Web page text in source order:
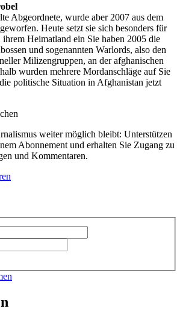
Abgeordnete, wurde aber 2007 aus dem
Heute setzt sie sich besonders für
Heimatland ein Sie haben 2005 die
und sogenannten Warlords, also den
Milizengruppen, an der afghanischen
wurden mehrere Mordanschläge auf Sie
politische Situation in Afghanistan jetzt
weiter möglich bleibt: Unterstützen
Abonnement und erhalten Sie Zugang zu
und Kommentaren.